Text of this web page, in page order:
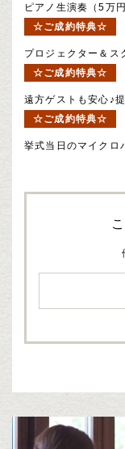
ピアノ生演奏（5万
☆ご成約特典☆
プロジェクター＆ス
☆ご成約特典☆
遠方ゲストも安心♪
☆ご成約特典☆
挙式当日のマイクロ